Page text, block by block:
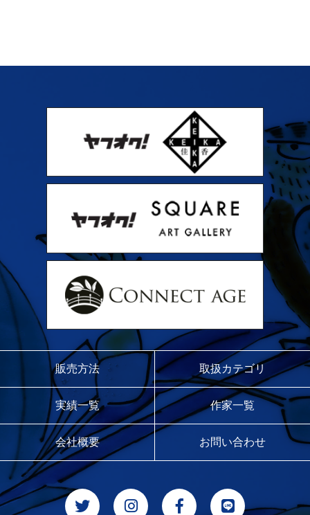
販売方法 取扱カテゴリ
実績一覧 作家一覧
会社概要 お問い合わせ